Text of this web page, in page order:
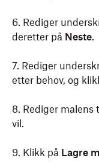
6. Rediger
deretter på Neste.
7. Rediger
etter behov, og
8. Rediger
vil.
9. Klikk på Lagre